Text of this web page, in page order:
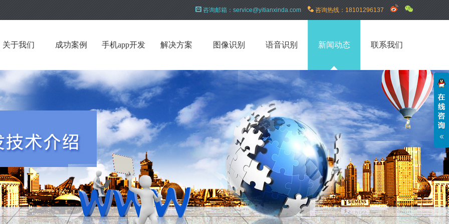
咨询邮箱： service@yitianxinda.com 咨询热线： 18101296137
关于我们 成功案例 手机app开发 解决方案 图像识别 语音识别 新闻动态 联系我们